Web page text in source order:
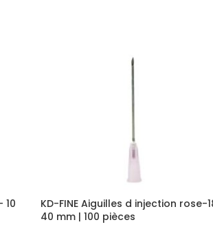
10
KD-FINE Aiguilles d injection rose-
40 mm | 100 pièces